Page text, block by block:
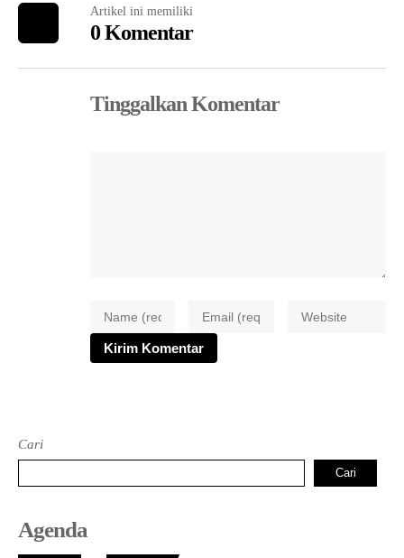
Artikel ini memiliki
0 Komentar
Tinggalkan Komentar
Cari
Cari
Agenda